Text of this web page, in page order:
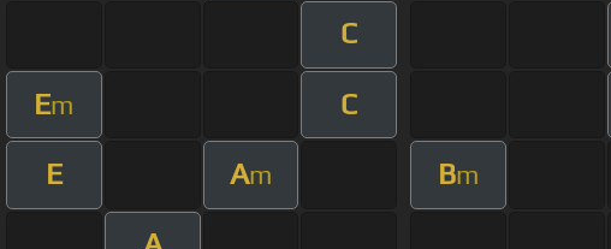
C
Em C
E Am Bm